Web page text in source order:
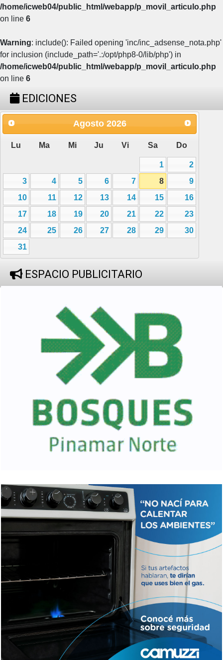
/home/icweb04/public_html/webapp/p_movil_articulo.php
on line 6
Warning: include(): Failed opening 'inc/inc_adsense_nota.php'
for inclusion (include_path='.:/opt/php8-0/lib/php') in
/home/icweb04/public_html/webapp/p_movil_articulo.php
on line 6
EDICIONES
Agosto 2026
Lu Ma Mi Ju Vi Sa Do
1
2
3
4 5 6 7 8
9
10
11 12 13 14 15
16
17
18 19 20 21 22
23
24
25 26 27 28 29
30
31
ESPACIO PUBLICITARIO